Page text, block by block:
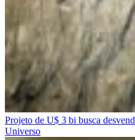
Projeto de U$ 3 bi busca
Universo